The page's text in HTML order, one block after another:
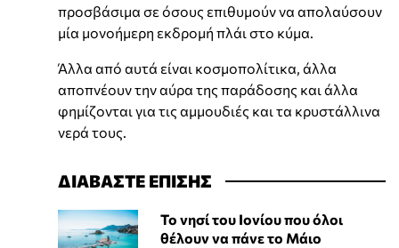
προσβάσιμα σε όσους επιθυμούν να απολαύσουν
μία μονοήμερη εκδρομή πλάι στο κύμα.
Άλλα από αυτά είναι κοσμοπολίτικα, άλλα
αποπνέουν την αύρα της παράδοσης και άλλα
φημίζονται για τις αμμουδιές και τα κρυστάλλινα
νερά τους.
ΔΙΑΒΑΣΤΕ ΕΠΙΣΗΣ
Το νησί του Ιονίου που όλοι
θέλουν να πάνε το Μάιο